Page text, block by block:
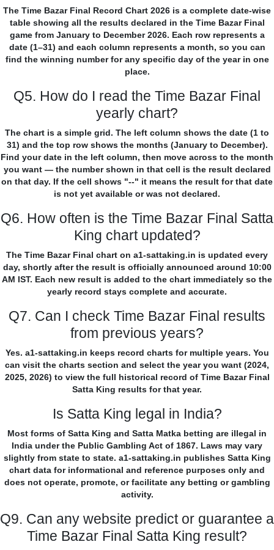
The Time Bazar Final Record Chart 2026 is a complete date-wise
table showing all the results declared in the Time Bazar Final
game from January to December 2026. Each row represents a
date (1–31) and each column represents a month, so you can
find the winning number for any specific day of the year in one
place.
Q5. How do I read the Time Bazar Final
yearly chart?
The chart is a simple grid. The left column shows the date (1 to
31) and the top row shows the months (January to December).
Find your date in the left column, then move across to the month
you want — the number shown in that cell is the result declared
on that day. If the cell shows "--" it means the result for that date
is not yet available or was not declared.
Q6. How often is the Time Bazar Final Satta
King chart updated?
The Time Bazar Final chart on a1-sattaking.in is updated every
day, shortly after the result is officially announced around 10:00
AM IST. Each new result is added to the chart immediately so the
yearly record stays complete and accurate.
Q7. Can I check Time Bazar Final results
from previous years?
Yes. a1-sattaking.in keeps record charts for multiple years. You
can visit the charts section and select the year you want (2024,
2025, 2026) to view the full historical record of Time Bazar Final
Satta King results for that year.
Is Satta King legal in India?
Most forms of Satta King and Satta Matka betting are illegal in
India under the Public Gambling Act of 1867. Laws may vary
slightly from state to state. a1-sattaking.in publishes Satta King
chart data for informational and reference purposes only and
does not operate, promote, or facilitate any betting or gambling
activity.
Q9. Can any website predict or guarantee a
Time Bazar Final Satta King result?